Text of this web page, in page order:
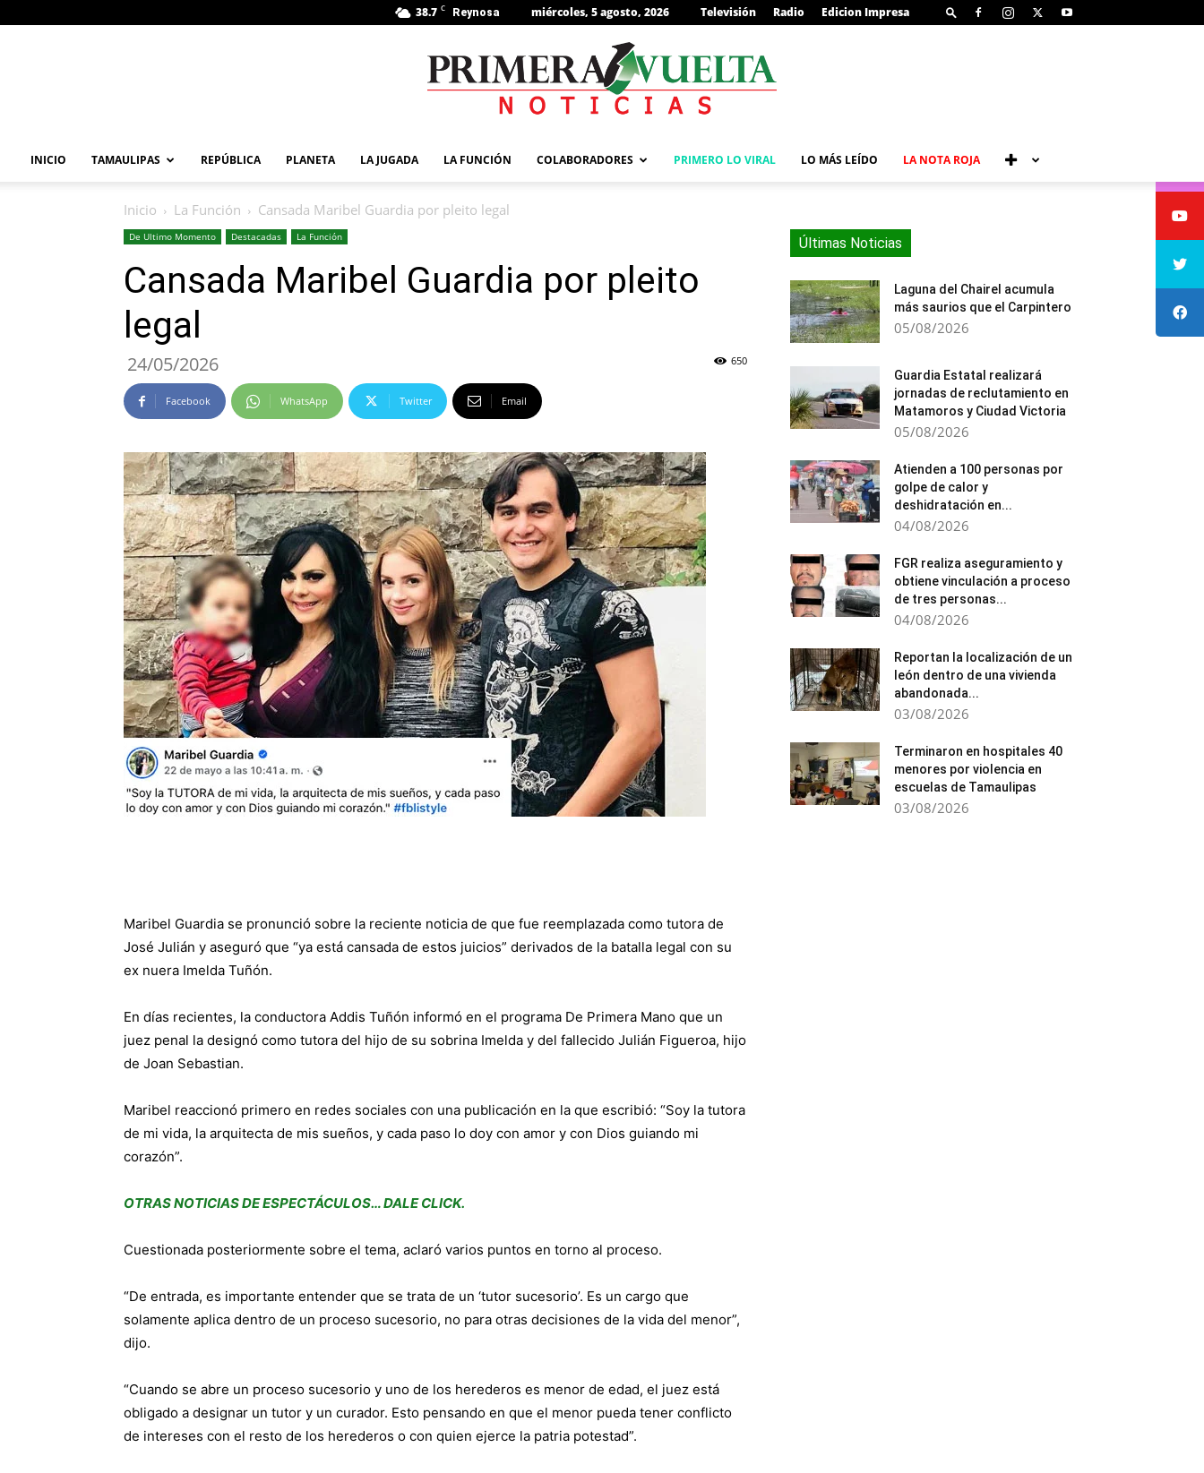
38.7 C Reynosa miércoles, 5 agosto, 2026 Televisión Radio Edicion Impresa
INICIO TAMAULIPAS REPÚBLICA PLANETA LA JUGADA LA FUNCIÓN COLABORADORES PRIMERO LO VIRAL LO MÁS LEÍDO LA NOTA ROJA
Inicio La Función Cansada Maribel Guardia por pleito legal
De Ultimo Momento Destacadas La Función
Cansada Maribel Guardia por pleito
legal
24/05/2026 650
Facebook WhatsApp Twitter Email
Maribel Guardia se pronunció sobre la reciente noticia de que fue reemplazada como tutora de
José Julián y aseguró que “ya está cansada de estos juicios” derivados de la batalla legal con su
ex nuera Imelda Tuñón.
En días recientes, la conductora Addis Tuñón informó en el programa De Primera Mano que un
juez penal la designó como tutora del hijo de su sobrina Imelda y del fallecido Julián Figueroa, hijo
de Joan Sebastian.
Maribel reaccionó primero en redes sociales con una publicación en la que escribió: “Soy la tutora
de mi vida, la arquitecta de mis sueños, y cada paso lo doy con amor y con Dios guiando mi
corazón”.
OTRAS NOTICIAS DE ESPECTÁCULOS… DALE CLICK.
Cuestionada posteriormente sobre el tema, aclaró varios puntos en torno al proceso.
“De entrada, es importante entender que se trata de un ‘tutor sucesorio’. Es un cargo que
solamente aplica dentro de un proceso sucesorio, no para otras decisiones de la vida del menor”,
dijo.
“Cuando se abre un proceso sucesorio y uno de los herederos es menor de edad, el juez está
obligado a designar un tutor y un curador. Esto pensando en que el menor pueda tener conflicto
de intereses con el resto de los herederos o con quien ejerce la patria potestad”.
Últimas Noticias
Laguna del Chairel acumula
más saurios que el Carpintero
05/08/2026
Guardia Estatal realizará
jornadas de reclutamiento en
Matamoros y Ciudad Victoria
05/08/2026
Atienden a 100 personas por
golpe de calor y
deshidratación en...
04/08/2026
FGR realiza aseguramiento y
obtiene vinculación a proceso
de tres personas...
04/08/2026
Reportan la localización de un
león dentro de una vivienda
abandonada...
03/08/2026
Terminaron en hospitales 40
menores por violencia en
escuelas de Tamaulipas
03/08/2026